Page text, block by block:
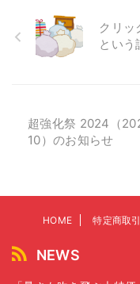
クリッ
という
超強化祭 2024（
10）のお知らせ
HOME 特定商取
NEWS